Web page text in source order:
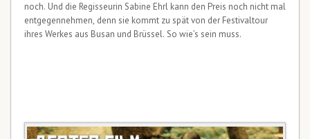
noch. Und die Regisseurin Sabine Ehrl kann den Preis noch nicht mal
entgegennehmen, denn sie kommt zu spät von der Festivaltour
ihres Werkes aus Busan und Brüssel. So wie’s sein muss.